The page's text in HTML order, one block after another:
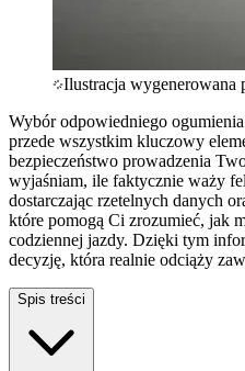
Ilustracja wygenerowana
Wybór odpowiedniego
przede wszystkim kluczowy
bezpieczeństwo prowadzenia
wyjaśniam, ile faktycznie waży
dostarczając rzetelnych danych
które pomogą Ci zrozumieć, jak
codziennej jazdy. Dzięki tym
decyzję, która realnie odciąży
Spis treści